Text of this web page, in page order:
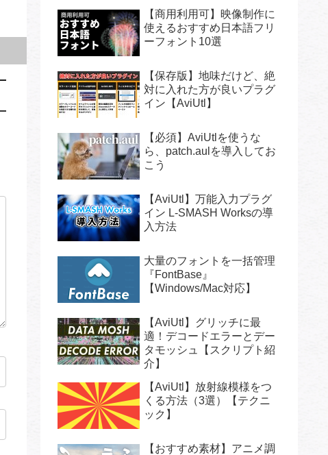
【商用利用可】映像制作に
使えるおすすめ日本語フリ
ーフォント10選
【保存版】地味だけど、絶
対に入れた方が良いプラグ
イン【AviUtl】
【必須】AviUtlを使うな
ら、patch.aulを導入してお
こう
【AviUtl】万能入力プラグ
イン L-SMASH Worksの導
入方法
大量のフォントを一括管理
『FontBase』
【Windows/Mac対応】
【AviUtl】グリッチに最
適！デコードエラーとデー
タモッシュ【スクリプト紹
介】
【AviUtl】放射線模様をつ
くる方法（3選）【テクニ
ック】
【おすすめ素材】アニメ調